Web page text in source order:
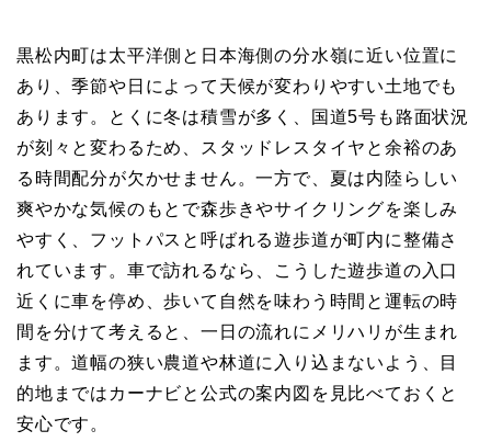
黒松内町は太平洋側と日本海側の分水嶺に近い位置に
あり、季節や日によって天候が変わりやすい土地でも
あります。とくに冬は積雪が多く、国道5号も路面状況
が刻々と変わるため、スタッドレスタイヤと余裕のあ
る時間配分が欠かせません。一方で、夏は内陸らしい
爽やかな気候のもとで森歩きやサイクリングを楽しみ
やすく、フットパスと呼ばれる遊歩道が町内に整備さ
れています。車で訪れるなら、こうした遊歩道の入口
近くに車を停め、歩いて自然を味わう時間と運転の時
間を分けて考えると、一日の流れにメリハリが生まれ
ます。道幅の狭い農道や林道に入り込まないよう、目
的地まではカーナビと公式の案内図を見比べておくと
安心です。